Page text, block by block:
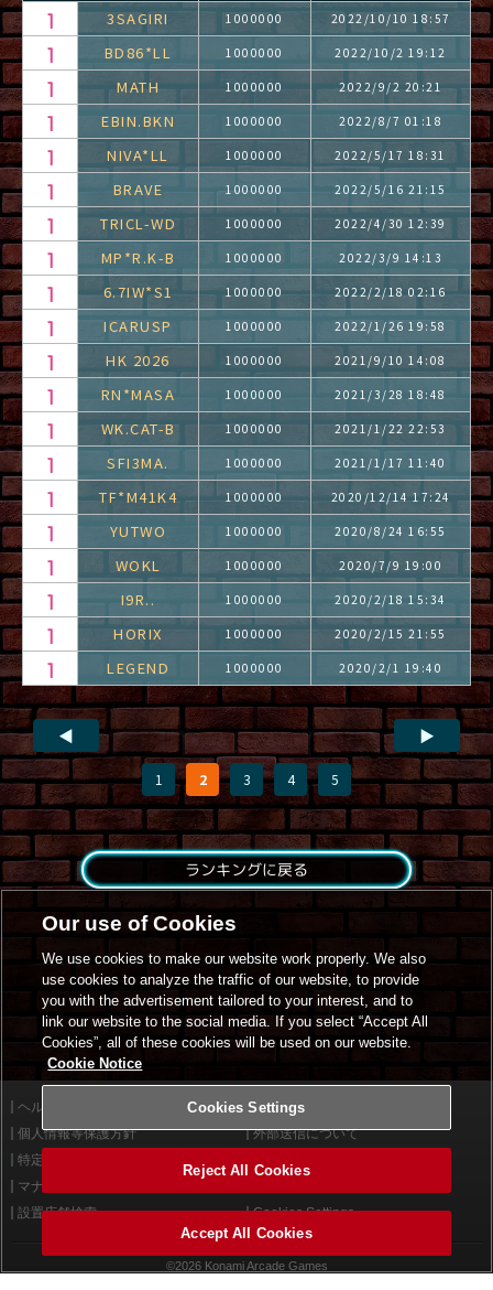
3SAGIRI 1000000 2022/10/10 18:57
BD86*LL 1000000 2022/10/2 19:12
MATH 1000000 2022/9/2 20:21
EBIN.BKN 1000000 2022/8/7 01:18
NIVA*LL 1000000 2022/5/17 18:31
BRAVE 1000000 2022/5/16 21:15
TRICL-WD 1000000 2022/4/30 12:39
MP*R.K-B 1000000 2022/3/9 14:13
6.7IW*S1 1000000 2022/2/18 02:16
ICARUSP 1000000 2022/1/26 19:58
HK 2026 1000000 2021/9/10 14:08
RN*MASA 1000000 2021/3/28 18:48
WK.CAT-B 1000000 2021/1/22 22:53
SFI3MA. 1000000 2021/1/17 11:40
TF*M41K4 1000000 2020/12/14 17:24
YUTWO 1000000 2020/8/24 16:55
WOKL 1000000 2020/7/9 19:00
I9R.. 1000000 2020/2/18 15:34
HORIX 1000000 2020/2/15 21:55
LEGEND 1000000 2020/2/1 19:40
◀
1 2 3 4 5
▶
ランキングに戻る
ヘルプ
利用規約
個人情報等保護方針
外部送信について
特定商取引法に基づく表示
マナー＆ルール
設置店舗検索
Cookies Settings
©2026 Konami Arcade Games
Our use of Cookies
We use cookies to make our website work properly. We also
use cookies to analyze the traffic of our website, to provide
you with the advertisement tailored to your interest, and to
link our website to the social media. If you select “Accept All
Cookies”, all of these cookies will be used on our website.
Cookie Notice
Cookies Settings
Reject All Cookies
Accept All Cookies